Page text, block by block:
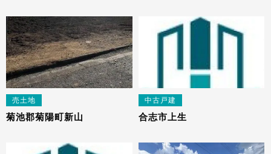
売土地
菊池郡菊陽町新山
中古戸建
合志市上生